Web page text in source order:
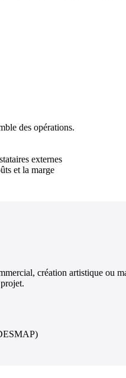
des opérations.
externes
et la marge
création artistique ou